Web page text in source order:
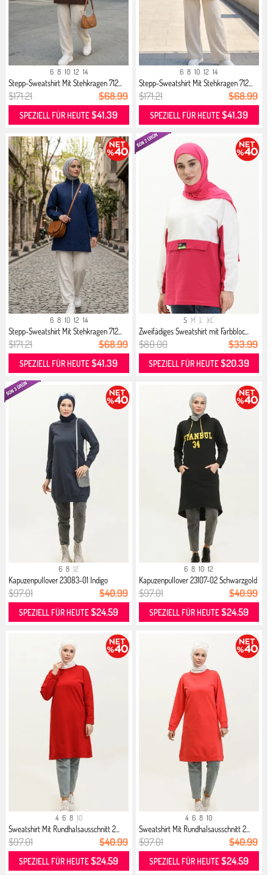
6 8 10 12 14
Stepp-Sweatshirt Mit Stehkragen 712...
$171.21 $68.99
SPEZIELL FÜR HEUTE$41.39
6 8 10 12 14
Stepp-Sweatshirt Mit Stehkragen 712...
$171.21 $68.99
SPEZIELL FÜR HEUTE$41.39
6 8 10 12 14
Stepp-Sweatshirt Mit Stehkragen 712...
$171.21 $68.99
SPEZIELL FÜR HEUTE$41.39
S M L XL
Zweifädiges Sweatshirt mit Farbbloc...
$80.00 $33.99
SPEZIELL FÜR HEUTE$20.39
6 8 12
Kapuzenpullover 23083-01 Indigo
$97.01 $40.99
SPEZIELL FÜR HEUTE$24.59
6 8 10 12
Kapuzenpullover 23107-02 Schwarzgold
$97.01 $40.99
SPEZIELL FÜR HEUTE$24.59
4 6 8 10
Sweatshirt Mit Rundhalsausschnitt 2...
$97.01 $40.99
SPEZIELL FÜR HEUTE$24.59
4 6 8 10
Sweatshirt Mit Rundhalsausschnitt 2...
$97.01 $40.99
SPEZIELL FÜR HEUTE$24.59